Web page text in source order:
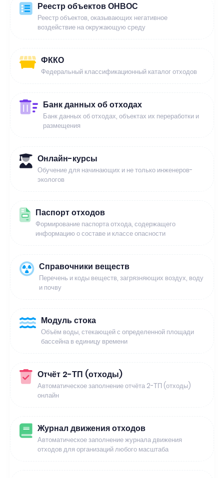
Реестр объектов ОНВОС
Реестр объектов, оказывающих негативное
воздействие на окружающую среду
ФККО
Федеральный классификационный каталог отходов
Банк данных об отходах
Банк данных об отходах, объектах их переработки и
размещения
Онлайн-курсы
Обучение для начинающих и не только инженеров-
экологов
Паспорт отходов
Формирование паспорта отхода, содержащего
информацию о составе и классе опасности
Справочники веществ
Перечень и коды веществ, загрязняющих воздух, воду
и почву
Модуль стока
Объём воды, стекающей с определенной площади
бассейна в единицу времени
Отчёт 2-ТП (отходы)
Автоматическое заполнение отчёта 2-ТП (отходы)
онлайн
Журнал движения отходов
Автоматическое заполнение журнала движения
отходов для организаций любого масштаба